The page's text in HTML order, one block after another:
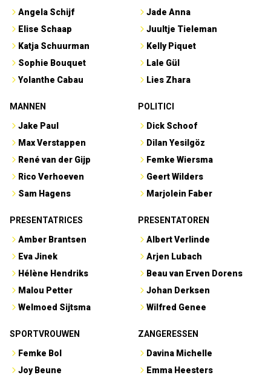
Angela Schijf
Elise Schaap
Katja Schuurman
Sophie Bouquet
Yolanthe Cabau
Jade Anna
Juultje Tieleman
Kelly Piquet
Lale Gül
Lies Zhara
MANNEN
Jake Paul
Max Verstappen
René van der Gijp
Rico Verhoeven
Sam Hagens
POLITICI
Dick Schoof
Dilan Yesilgöz
Femke Wiersma
Geert Wilders
Marjolein Faber
PRESENTATRICES
Amber Brantsen
Eva Jinek
Hélène Hendriks
Malou Petter
Welmoed Sijtsma
PRESENTATOREN
Albert Verlinde
Arjen Lubach
Beau van Erven Dorens
Johan Derksen
Wilfred Genee
SPORTVROUWEN
Femke Bol
Joy Beune
ZANGERESSEN
Davina Michelle
Emma Heesters